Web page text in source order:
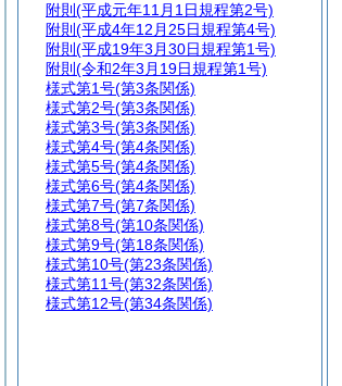
附則 (平成元年11月1日規程第2号)
附則 (平成4年12月25日規程第4号)
附則 (平成19年3月30日規程第1号)
附則 (令和2年3月19日規程第1号)
様式第1号(第3条関係)
様式第2号(第3条関係)
様式第3号(第3条関係)
様式第4号(第4条関係)
様式第5号(第4条関係)
様式第6号(第4条関係)
様式第7号(第7条関係)
様式第8号(第10条関係)
様式第9号(第18条関係)
様式第10号(第23条関係)
様式第11号(第32条関係)
様式第12号(第34条関係)